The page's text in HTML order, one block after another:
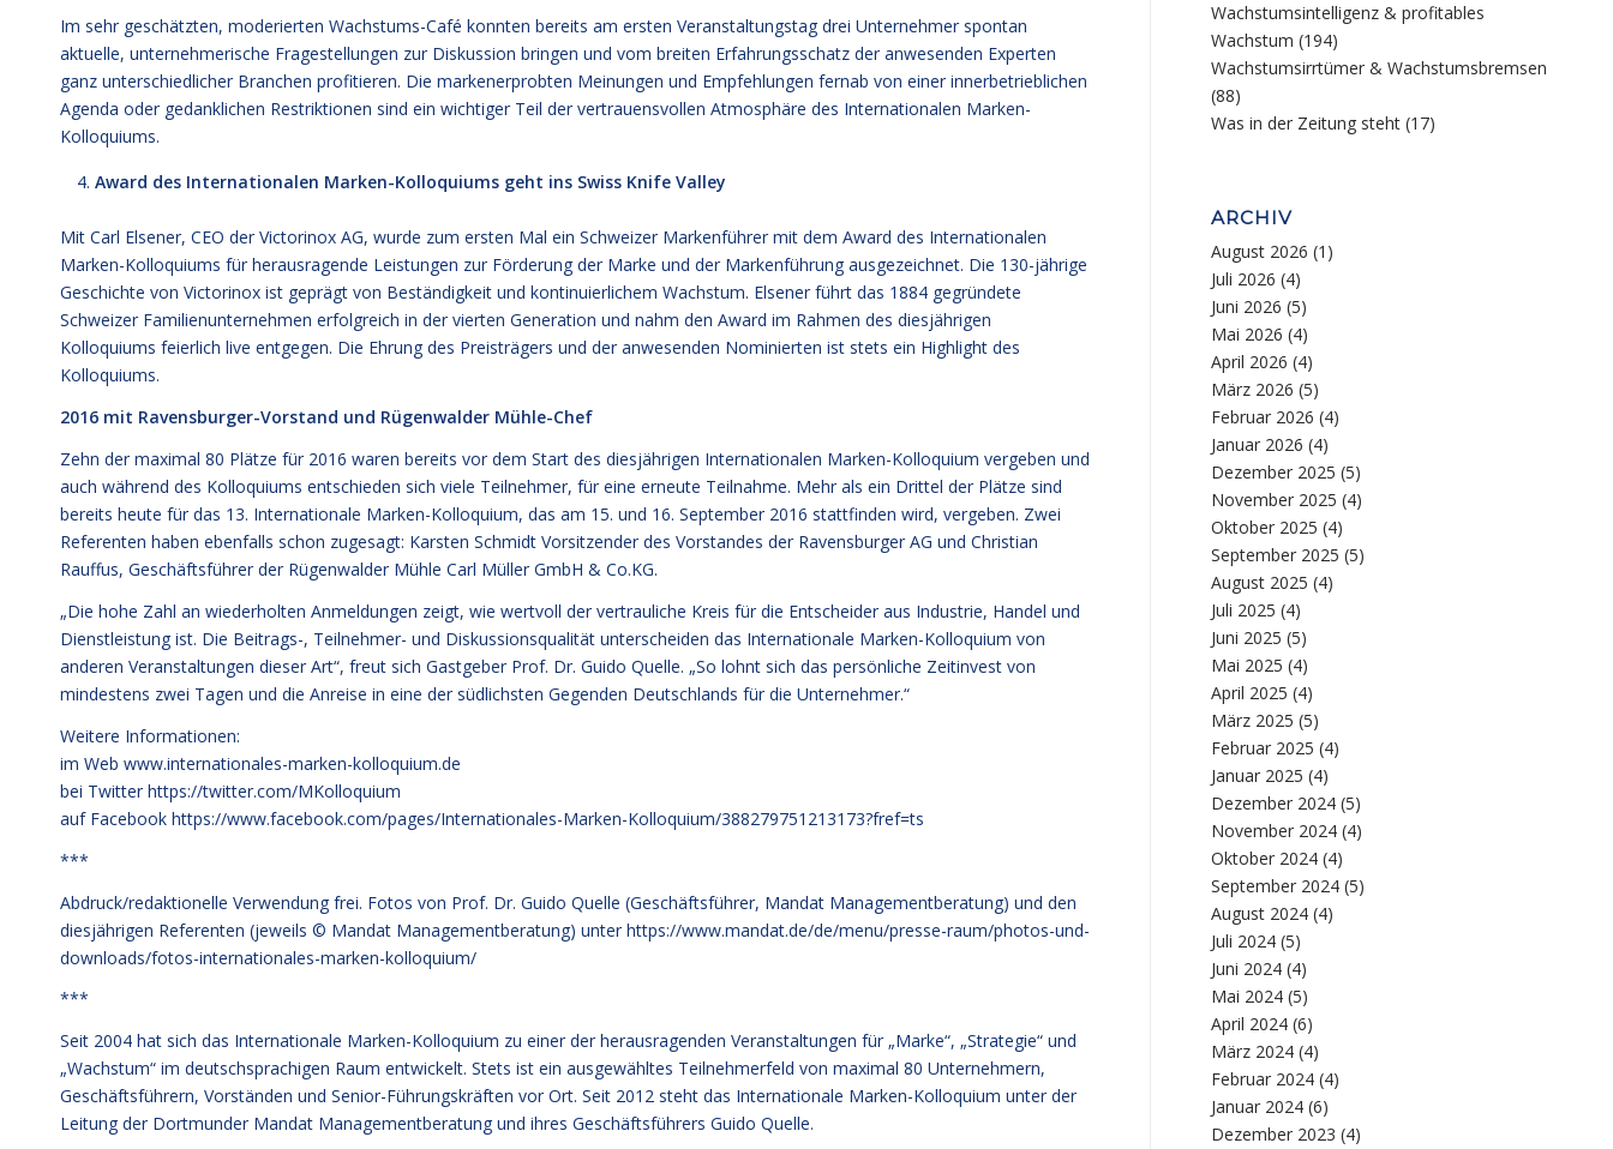
Im sehr geschätzten, moderierten Wachstums-Café konnten bereits am ersten Veranstaltungstag drei Unternehmer spontan
aktuelle, unternehmerische Fragestellungen zur Diskussion bringen und vom breiten Erfahrungsschatz der anwesenden Experten
ganz unterschiedlicher Branchen profitieren. Die markenerprobten Meinungen und Empfehlungen fernab von einer innerbetrieblichen
Agenda oder gedanklichen Restriktionen sind ein wichtiger Teil der vertrauensvollen Atmosphäre des Internationalen Marken-
Kolloquiums.
Award des Internationalen Marken-Kolloquiums geht ins Swiss Knife Valley
Mit Carl Elsener, CEO der Victorinox AG, wurde zum ersten Mal ein Schweizer Markenführer mit dem Award des Internationalen
Marken-Kolloquiums für herausragende Leistungen zur Förderung der Marke und der Markenführung ausgezeichnet. Die 130-jährige
Geschichte von Victorinox ist geprägt von Beständigkeit und kontinuierlichem Wachstum. Elsener führt das 1884 gegründete
Schweizer Familienunternehmen erfolgreich in der vierten Generation und nahm den Award im Rahmen des diesjährigen
Kolloquiums feierlich live entgegen. Die Ehrung des Preisträgers und der anwesenden Nominierten ist stets ein Highlight des
Kolloquiums.
2016 mit Ravensburger-Vorstand und Rügenwalder Mühle-Chef
Zehn der maximal 80 Plätze für 2016 waren bereits vor dem Start des diesjährigen Internationalen Marken-Kolloquium vergeben und
auch während des Kolloquiums entschieden sich viele Teilnehmer, für eine erneute Teilnahme. Mehr als ein Drittel der Plätze sind
bereits heute für das 13. Internationale Marken-Kolloquium, das am 15. und 16. September 2016 stattfinden wird, vergeben. Zwei
Referenten haben ebenfalls schon zugesagt: Karsten Schmidt Vorsitzender des Vorstandes der Ravensburger AG und Christian
Rauffus, Geschäftsführer der Rügenwalder Mühle Carl Müller GmbH & Co.KG.
„Die hohe Zahl an wiederholten Anmeldungen zeigt, wie wertvoll der vertrauliche Kreis für die Entscheider aus Industrie, Handel und
Dienstleistung ist. Die Beitrags-, Teilnehmer- und Diskussionsqualität unterscheiden das Internationale Marken-Kolloquium von
anderen Veranstaltungen dieser Art“, freut sich Gastgeber Prof. Dr. Guido Quelle. „So lohnt sich das persönliche Zeitinvest von
mindestens zwei Tagen und die Anreise in eine der südlichsten Gegenden Deutschlands für die Unternehmer.“
Weitere Informationen:
im Web www.internationales-marken-kolloquium.de
bei Twitter https://twitter.com/MKolloquium
auf Facebook https://www.facebook.com/pages/Internationales-Marken-Kolloquium/388279751213173?fref=ts
***
Abdruck/redaktionelle Verwendung frei. Fotos von Prof. Dr. Guido Quelle (Geschäftsführer, Mandat Managementberatung) und den
diesjährigen Referenten (jeweils © Mandat Managementberatung) unter https://www.mandat.de/de/menu/presse-raum/photos-und-
downloads/fotos-internationales-marken-kolloquium/
***
Seit 2004 hat sich das Internationale Marken-Kolloquium zu einer der herausragenden Veranstaltungen für „Marke“, „Strategie“ und
„Wachstum“ im deutschsprachigen Raum entwickelt. Stets ist ein ausgewähltes Teilnehmerfeld von maximal 80 Unternehmern,
Geschäftsführern, Vorständen und Senior-Führungskräften vor Ort. Seit 2012 steht das Internationale Marken-Kolloquium unter der
Leitung der Dortmunder Mandat Managementberatung und ihres Geschäftsführers Guido Quelle.
Wachstumsintelligenz & profitables
Wachstum (194)
Wachstumsirrtümer & Wachstumsbremsen
(88)
Was in der Zeitung steht (17)
ARCHIV
August 2026 (1)
Juli 2026 (4)
Juni 2026 (5)
Mai 2026 (4)
April 2026 (4)
März 2026 (5)
Februar 2026 (4)
Januar 2026 (4)
Dezember 2025 (5)
November 2025 (4)
Oktober 2025 (4)
September 2025 (5)
August 2025 (4)
Juli 2025 (4)
Juni 2025 (5)
Mai 2025 (4)
April 2025 (4)
März 2025 (5)
Februar 2025 (4)
Januar 2025 (4)
Dezember 2024 (5)
November 2024 (4)
Oktober 2024 (4)
September 2024 (5)
August 2024 (4)
Juli 2024 (5)
Juni 2024 (4)
Mai 2024 (5)
April 2024 (6)
März 2024 (4)
Februar 2024 (4)
Januar 2024 (6)
Dezember 2023 (4)